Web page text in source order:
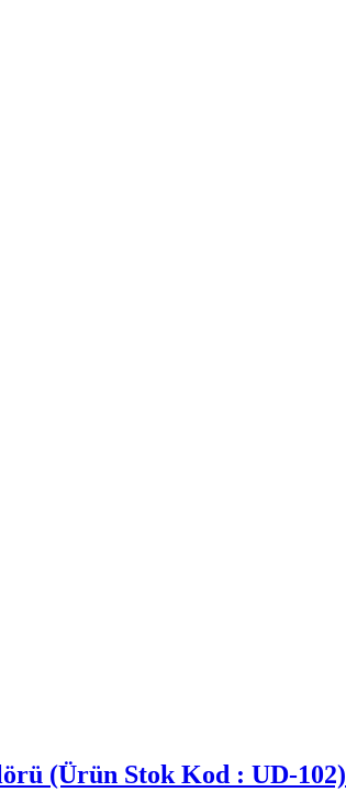
(Ürün Stok Kod : UD-102)